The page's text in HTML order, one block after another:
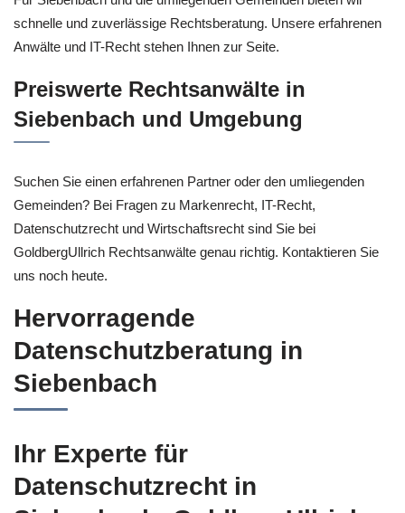
schnelle und zuverlässige Rechtsberatung. Unsere erfahrenen
Anwälte und IT-Recht stehen Ihnen zur Seite.
Preiswerte Rechtsanwälte in
Siebenbach und Umgebung
Suchen Sie einen erfahrenen Partner oder den umliegenden
Gemeinden? Bei Fragen zu Markenrecht, IT-Recht,
Datenschutzrecht und Wirtschaftsrecht sind Sie bei
GoldbergUllrich Rechtsanwälte genau richtig. Kontaktieren Sie
uns noch heute.
Hervorragende
Datenschutzberatung in
Siebenbach
Ihr Experte für
Datenschutzrecht in